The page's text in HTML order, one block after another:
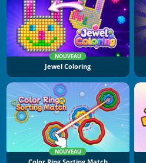
NOUVEAU
Jewel Coloring
NOUVEAU